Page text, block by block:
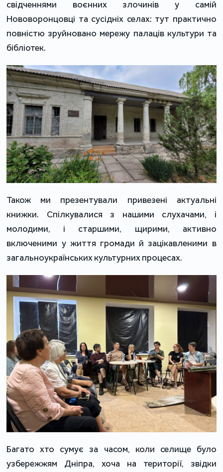
свідченнями воєнних злочинів у самій
Нововоронцовці та сусідніх селах: тут практично
повністю зруйновано мережу палаців культури та
бібліотек.
Також ми презентували привезені актуальні
книжки. Спілкувалися з нашими слухачами, і
молодими, і старшими, щирими, активно
включеними у життя громади й зацікавленими в
загальноукраїнських культурних процесах.
Багато хто сумує за часом, коли селище було
узбережжям Дніпра, хоча на території, звідки